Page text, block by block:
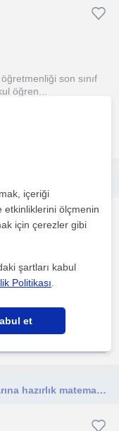
son sınıf
öğren...
ders anlatma
iletişime geç
ortaokul, lise, tyt-ayt, lgs, kpss sınavlarına hazırlık matematik öğretmeni
içeriği
etkinliklerini ölçmenin
için çerezler gibi
şartları kabul
Politikası
et